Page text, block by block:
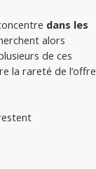
dans les
de ces
la rareté de l’offre